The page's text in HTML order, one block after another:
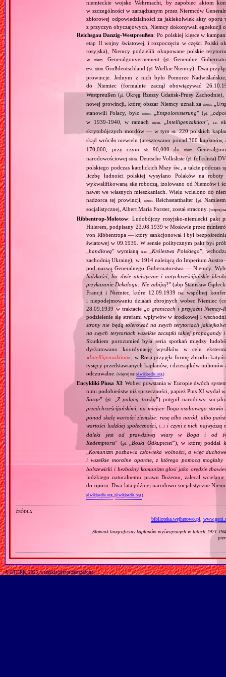
niemieckie wojsko Wehrmacht, by zapobiec aktom
w szczególności w zarządzanym przez Niermców
zbiorowej odpowiedzialności za jakiekolwiek akty oporu
z przyczyn obyczajowych, Niemcy dokonywali egzekucji
Reichsgau Danzig‐Westpreußen: Po polskiej klęsce w
etap II wojny światowej, i rozpoczęciu w części Polski
rosyjska), Niemcy podzielili okupowane polskie
wniem. Generalgouvernement (pl. Generalne
tzw. niem. Großdeutschland (pl. Wielkie Niemcy). Dwa
prowincje. Jednym z nich było Pomorze
do Niemiec (formalnie zaczął obowiązywać
Westpreußen (pl. Okręg Rzeszy Gdańsk‐Prusy
nowej prowincji, której obszar Niemcy uznali za niem.
stanowili Polacy, było
niem. Entpolonisierung” (pl.
w 1939‐1940, w ramachniem. Intelligenzaktion”, i.e.
skrytobójczych mordów — w tymok.220 polskich
skąd wróciło niewielu (aresztowano ponad 300
170,000, przy czym
ok. 90,000 do niem.
narodowościowejniem. Deutsche Volksliste (pl. folkslista)
polskiego podczas katolickich Mszy św., a także podczas
liczbę ludności polskiej wysyłano Polaków na
wykwalifikowaną siłę roboczą, izolowano od Niemców i
nawet we własnych mieszkaniach. Wielu wcielono do
nadzorca tej prowincji,niem. Reichsstatthalter (pl.
socjalistycznej, Albert Maria Forster, został stracony. (więcej
Ribbentrop‐Mołotow: Ludobójczy rosyjsko‐niemiecki pakt
Hitlerem, podpisany 23.08.1939 w Moskwie przez
von Ribbentropa — który sankcjonował i był
światowej w 09.1939. W sensie politycznym pakt był
„handlową” wymianą tzw. Królestwa Polskiego”,
zachodnią Ukrainę), w 1914 należącą do Imperium
pod nazwą Generalnego Gubernatorstwa — Niemcy.
ludzkości, bo dwie ateistyczne i antychrześcijańskie
przykazanie Dekalogu: Nie zabijaj!” (abp Stanisław
Francji i Niemiec, które 12.09.1939 na wspólnej
i niepodejmowaniu działań zbrojnych wobec Niemiec
28.09.1939 w traktacie „ o granicach i przyjaźni
podzielenie się strefami wpływów w środkowej i
strony nie będą tolerować na swych terytoriach
na swych terytoriach wszelkie zaczątki takiej
Skutkiem porozumień była seria spotkań między
dyskutowano koordynację wysiłków w celu
«Intelligenzaktion», w Rosji przyjęła formę zbrodni
tysięcy przedstawianych kapłanów, i dziesiątków
odczuwalne. (więcej na:pl.wikipedia.org)
Encykliki Piusa XI: Wobec powstania w Europie dwóch
nimi podobieństw niż sprzeczności, papież Pius XI
Sorge” (pl. Z palącą troską”) potępił narodowy
przedchrześcijańskimi, na miejsce Boga osobowego
ponad skalę wartości ziemskie: rasę albo naród, albo
wartości ludzkiej społeczności,[…] i czyni z nich najwyższą
daleki jest od prawdziwej wiary w Boga i od
Redemptoris” (pl. Boski Odkupiciel”), w której poddał
„Komunizm pozbawia człowieka wolności, a więc
i wszelkie moralne oparcie, z którego pomocą
bolszewicki i bezbożny komunizm głosi jako orędzie
ludzkiego naturalnemu prawu Bożemu, zalecał
do oporu. Dwa lata później narodowo socjalistyczne
pl.wikipedia.org,pl.wikipedia.org)
źródła
biblioteka.wejherowo.pl
Słownik biograficzny kapłanów wyświęconych w latach
© GTKRK, 2025, wszelkie prawa zastrzeżone